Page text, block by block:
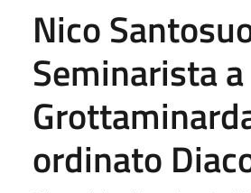
Nico
Seminarista a
ordinato